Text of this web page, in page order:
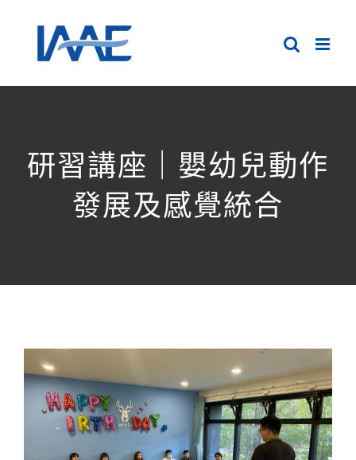
研習講座｜嬰幼兒動作
發展及感覺統合
View
Larger
Image